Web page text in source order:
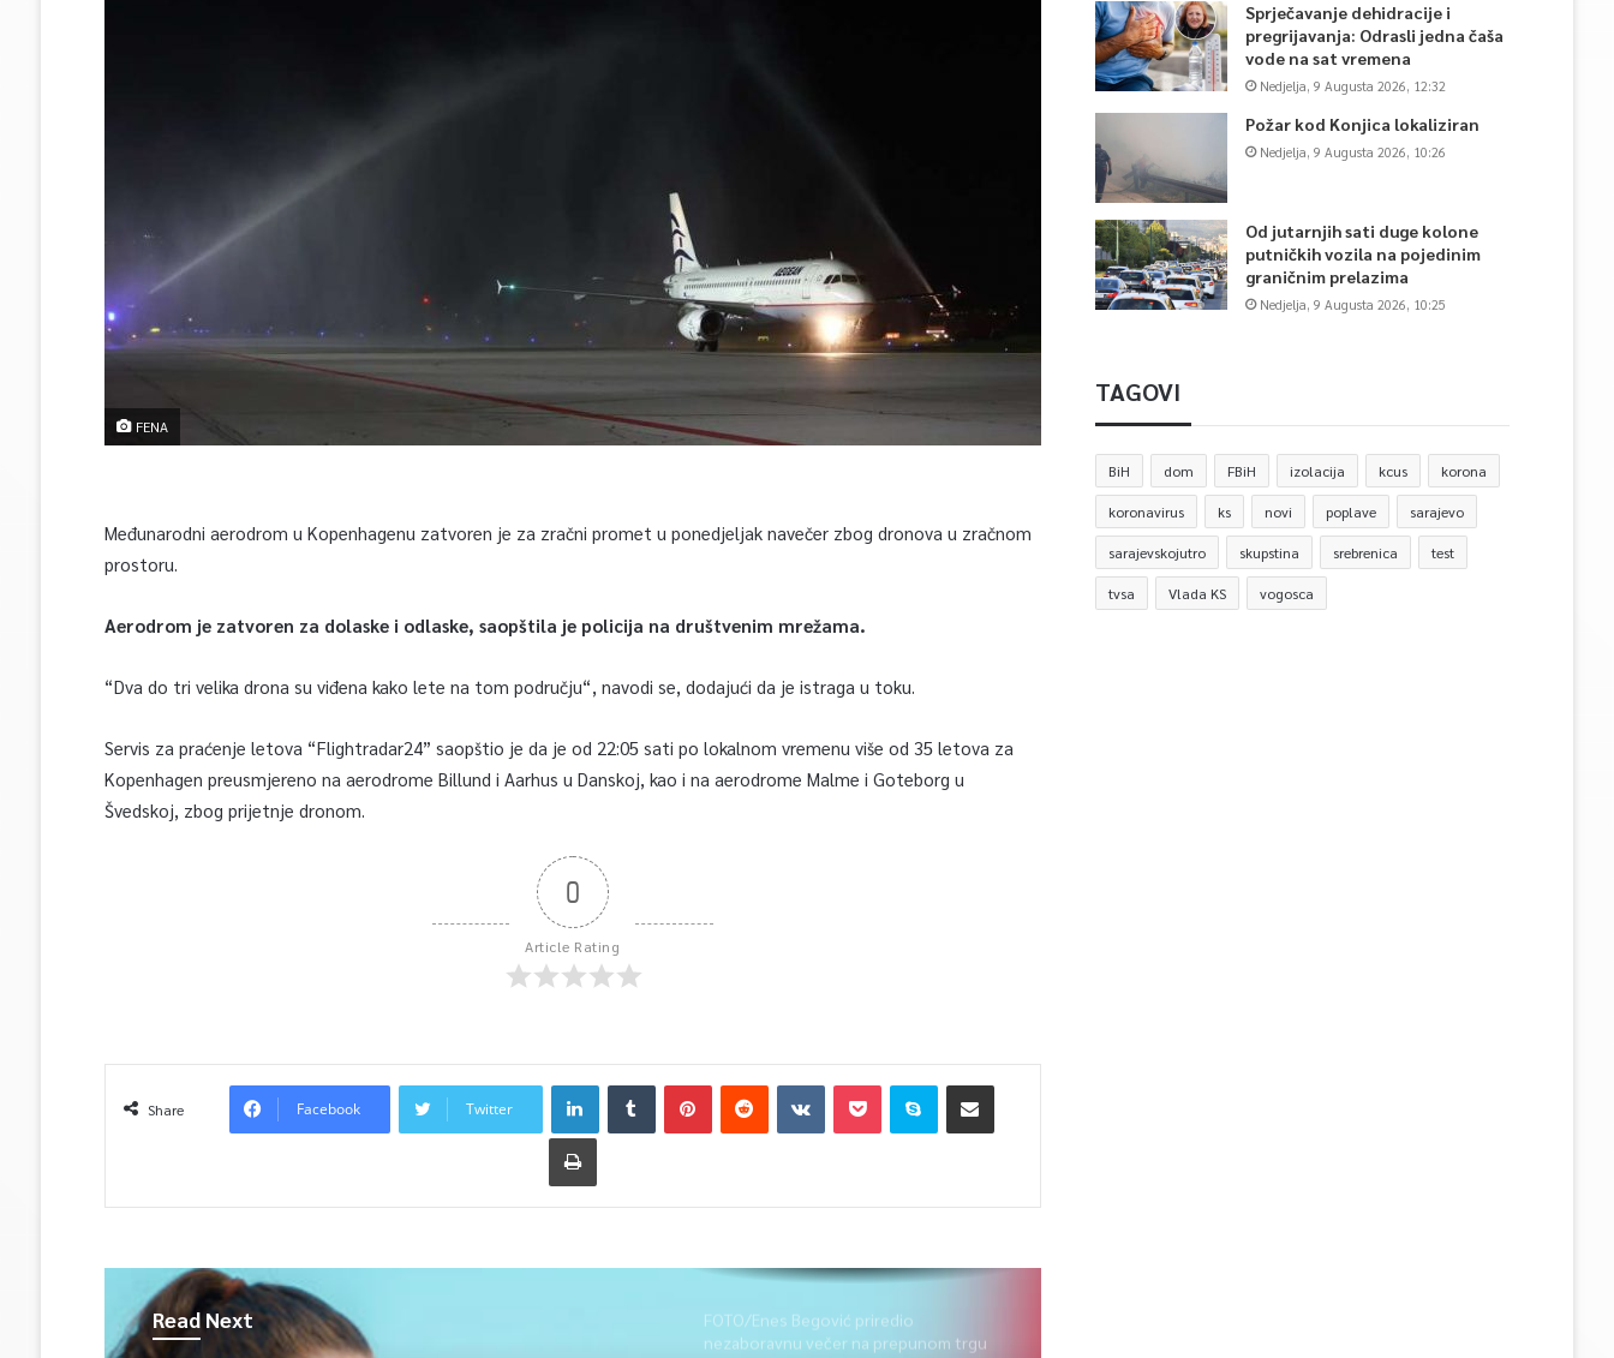
FENA
Međunarodni aerodrom u Kopenhagenu zatvoren je za zračni promet u ponedjeljak navečer zbog dronova u zračnom
prostoru.
Aerodrom je zatvoren za dolaske i odlaske, saopštila je policija na društvenim mrežama.
“Dva do tri velika drona su viđena kako lete na tom području“, navodi se, dodajući da je istraga u toku.
Servis za praćenje letova “Flightradar24” saopštio je da je od 22:05 sati po lokalnom vremenu više od 35 letova za
Kopenhagen preusmjereno na aerodrome Billund i Aarhus u Danskoj, kao i na aerodrome Malme i Goteborg u
Švedskoj, zbog prijetnje dronom.
0
Article Rating
Share Facebook Twitter
Read Next
FOTO/Enes Begović priredio
nezaboravnu večer na prepunom trgu
Sprječavanje dehidracije i
pregrijavanja: Odrasli jedna čaša
vode na sat vremena
Nedjelja, 9 Augusta 2026, 12:32
Požar kod Konjica lokaliziran
Nedjelja, 9 Augusta 2026, 10:26
Od jutarnjih sati duge kolone
putničkih vozila na pojedinim
graničnim prelazima
Nedjelja, 9 Augusta 2026, 10:25
TAGOVI
BiH dom FBiH izolacija kcus korona
koronavirus ks novi poplave sarajevo
sarajevskojutro skupstina srebrenica test
tvsa Vlada KS vogosca